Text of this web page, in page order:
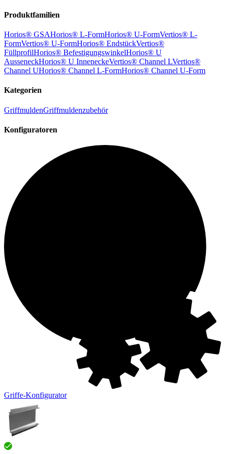
Produktfamilien
Horios® GSAHorios® L-FormHorios® U-FormVertios® L-
FormVertios® U-FormHorios® EndstückVertios®
FüllprofilHorios® BefestigungswinkelHorios® U
AusseneckHorios® U InneneckeVertios® Channel LVertios®
Channel UHorios® Channel L-FormHorios® Channel U-Form
Kategorien
GriffmuldenGriffmuldenzubehör
Konfiguratoren
Griffe-Konfigurator